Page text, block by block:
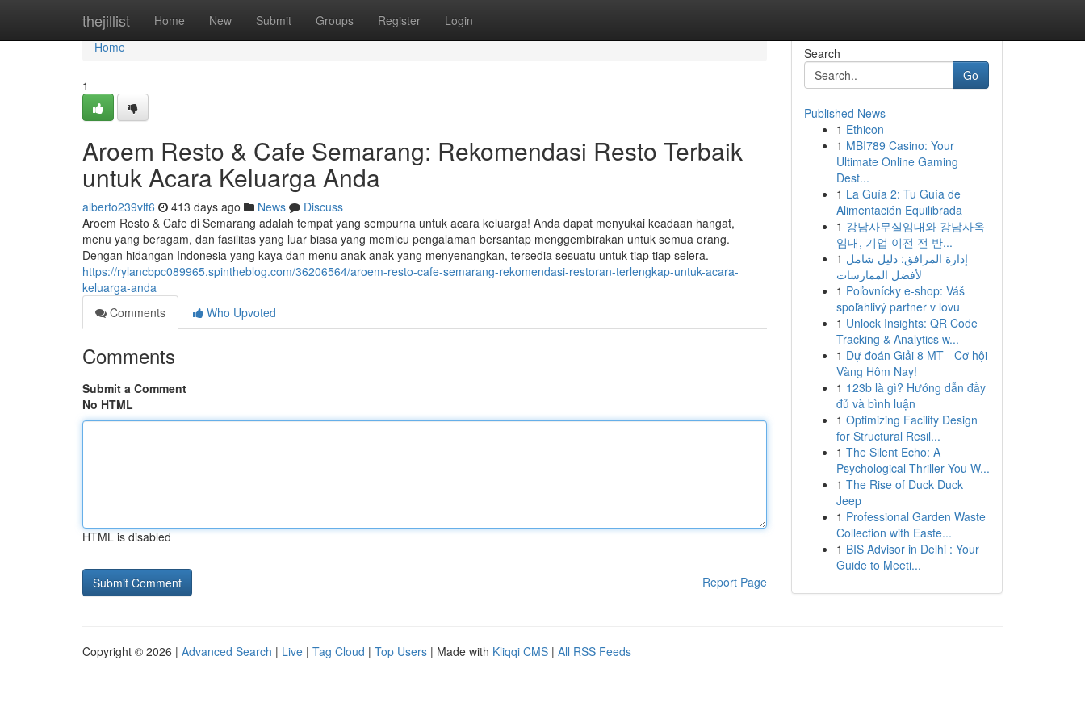
thejillist Home New Submit Groups Register Login
Home
Home
1
Aroem Resto & Cafe Semarang: Rekomendasi Resto Terbaik
untuk Acara Keluarga Anda
alberto239vlf6 413 days ago News
Discuss
Aroem Resto & Cafe di Semarang adalah tempat yang sempurna untuk acara keluarga! Anda dapat menyukai keadaan hangat,
menu yang beragam, dan fasilitas yang luar biasa yang memicu pengalaman bersantap menggembirakan untuk semua orang.
Dengan hidangan Indonesia yang kaya dan menu anak-anak yang menyenangkan, tersedia sesuatu untuk tiap tiap selera.
https://rylancbpc089965.spintheblog.com/36206564/aroem-resto-cafe-semarang-rekomendasi-restoran-terlengkap-untuk-acara-
keluarga-anda
Comments
Who Upvoted
Comments
Submit a Comment
No HTML
HTML is disabled
Report Page
Search
Go
Published News
1 Ethicon
1 MBI789 Casino: Your
Ultimate Online Gaming
Dest...
1 La Guía 2: Tu Guía de
Alimentación Equilibrada
1 강남사무실임대와 강남사옥
임대, 기업 이전 전 반...
1 إدارة المرافق: دليل شامل
لأفضل الممارسات
1 Poľovnícky e-shop: Váš
spoľahlivý partner v lovu
1 Unlock Insights: QR Code
Tracking & Analytics w...
1 Dự đoán Giải 8 MT - Cơ hội
Vàng Hôm Nay!
1 123b là gì? Hướng dẫn đầy
đủ và bình luận
1 Optimizing Facility Design
for Structural Resil...
1 The Silent Echo: A
Psychological Thriller You W...
1 The Rise of Duck Duck
Jeep
1 Professional Garden Waste
Collection with Easte...
1 BIS Advisor in Delhi : Your
Guide to Meeti...
Copyright © 2026 | Advanced Search | Live | Tag Cloud | Top Users | Made with Kliqqi CMS | All RSS Feeds